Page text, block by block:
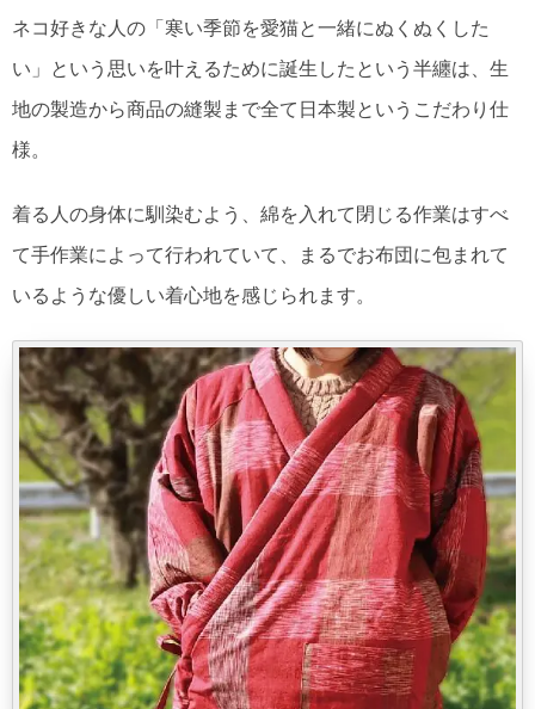
ネコ好きな人の「寒い季節を愛猫と一緒にぬくぬくした
い」という思いを叶えるために誕生したという半纏は、生
地の製造から商品の縫製まで全て日本製というこだわり仕
様。
着る人の身体に馴染むよう、綿を入れて閉じる作業はすべ
て手作業によって行われていて、まるでお布団に包まれて
いるような優しい着心地を感じられます。